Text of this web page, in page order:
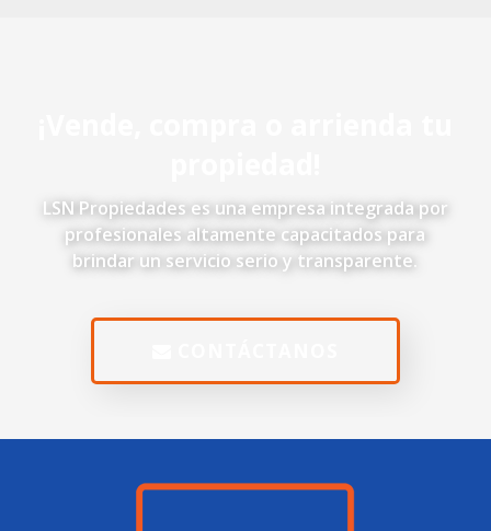
LSN Propiedades es una empresa integrada por
profesionales altamente capacitados para
brindar un servicio serio y transparente.